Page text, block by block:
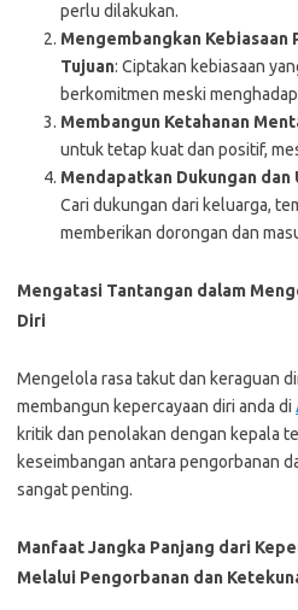
perlu dilakukan.
Mengembangkan
Tujuan: Ciptakan kebiasaan
berkomitmen meski
Membangun Ketahanan
untuk tetap kuat dan positif,
Mendapatkan Dukungan
Cari dukungan dari keluarga,
memberikan dorongan dan
Mengatasi Tantangan dalam
Diri
Mengelola rasa takut dan keraguan
membangun kepercayaan diri anda di
kritik dan penolakan dengan kepala
keseimbangan antara pengorbanan
sangat penting.
Manfaat Jangka Panjang dari
Melalui Pengorbanan dan